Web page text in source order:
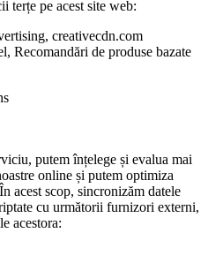
terțe pe acest site web:
creativecdn.com
Recomandări de produse bazate
putem înțelege și evalua mai
online și putem optimiza
acest scop, sincronizăm datele
cu următorii furnizori externi,
acestora: